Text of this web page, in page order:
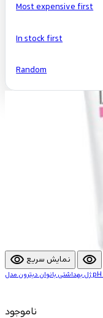
Most expensive first
In stock first
Random
visibility نمایش سریع visibility
ناموجود